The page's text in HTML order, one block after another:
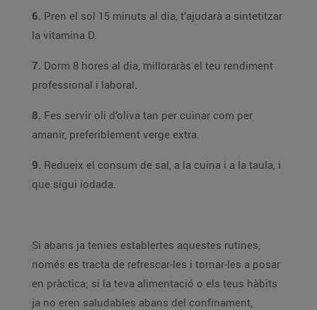
6. Pren el sol 15 minuts al dia, t’ajudarà a sintetitzar
la vitamina D.
7. Dorm 8 hores al dia, milloraràs el teu rendiment
professional i laboral.
8. Fes servir oli d’oliva tan per cuinar com per
amanir, preferiblement verge extra.
9. Redueix el consum de sal, a la cuina i a la taula, i
que sigui iodada.
Si abans ja tenies establertes aquestes rutines,
només es tracta de refrescar-les i tornar-les a posar
en pràctica; si la teva alimentació o els teus hàbits
ja no eren saludables abans del confinament,